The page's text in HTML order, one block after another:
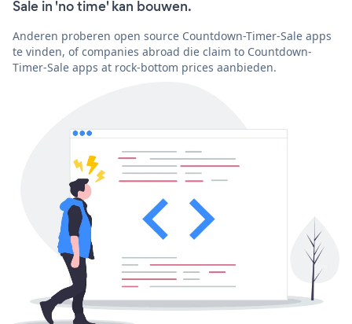
Sale in 'no time' kan bouwen.
Anderen proberen open source Countdown-Timer-Sale apps
te vinden, of companies abroad die claim to Countdown-
Timer-Sale apps at rock-bottom prices aanbieden.